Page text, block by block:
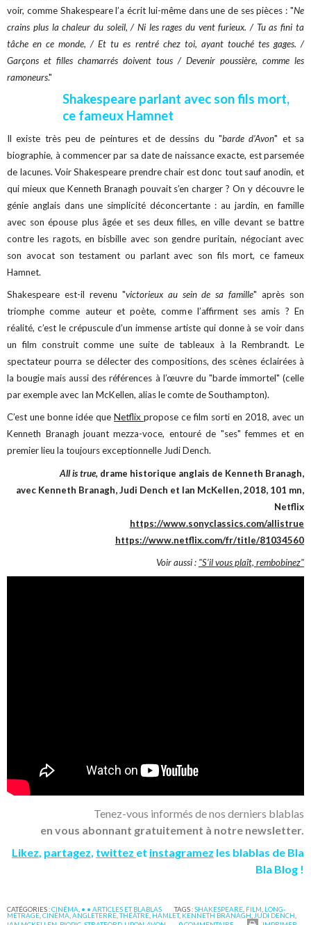
voir, comme Shakespeare l’a écrit lui-même dans une de ses pièces : "Ne
crains plus la chaleur du soleil, / Ni les rages du vent furieux. / Tu as fini ta
tâche en ce monde, / Et tu es rentré chez toi, ayant touché tes gages. /
Garçons et filles chamarrés doivent tous / Devenir poussière, comme les
ramoneurs."
Shakespeare parlant avec son fils mort,
ce fameux Hamnet
Il existe très peu de peintures et de dessins du "barde d’Avon" et sa
biographie, à commencer par sa date de naissance exacte, est parsemée
de lacunes. Voir Shakespeare prendre chair est donc tout sauf anodin, et
qui mieux que Kenneth Branagh pouvait s’en charger ? On y découvre le
génie anglais dans une simplicité déconcertante : au jardin, en famille
avec son épouse plus âgée et ses deux filles, en ville devant se battre
contre les ragots, en bisbille avec son gendre puritain, négociant avec
son avocat son testament ou parlant avec son fils mort, ce fameux
Hamnet.
Shakespeare est-il revenu "victorieux au sein de sa famille" après son
triomphe comme auteur et poète, comme l’affirment ses amis ? En
réalité, c’est le crépuscule d’un immense artiste qui donne à se voir dans
un film construit comme une suite de tableaux à la Rembrandt. Le
spectateur pourra se délecter des compositions, des scènes éclairées à
la bougie mais aussi des références à l’œuvre du "barde immortel" (celle
par exemple avec Ian McKellen, alias le comte de Southampton).
C’est une bonne idée queNetflixpropose ce film sorti en 2018, avec un
Kenneth Branagh jouant mezza-voce, entouré de "ses" femmes et en
premier lieu la toujours exceptionnelle Judi Dench.
All is true, drame historique anglais de Kenneth Branagh,
avec Kenneth Branagh, Judi Dench et Ian McKellen, 2018, 101 mn,
Netflix
https://www.sonyclassics.com/allistrue
https://www.netflix.com/fr/title/81034560
Voir aussi : "S’il vous plaît, rembobinez"
Tenez-vous informés de nos derniers blablas
en vous abonnant gratuitement à notre newsletter.
Likez, partagez, twittez et instagramez les blablas de Bla
Bla Blog !
CATÉGORIES :CINÉMA • • ARTICLES ET BLABLAS TAGS :SHAKESPEARE FILM LONG-
MÉTRAGE ,CINÉMA ,ANGLETERRE ,THÉÂTRE HAMLET, KENNETH BRANAGH JUDI DENCH